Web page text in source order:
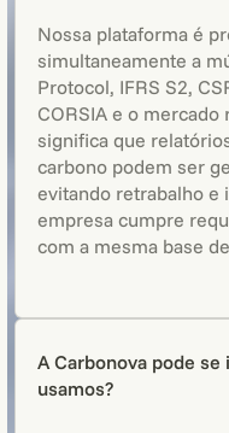
Nossa plataforma é
simultaneamente a
Protocol, IFRS S2,
CORSIA e o
significa que
carbono podem ser
evitando retrabalho e
empresa cumpre
com a mesma base
A Carbonova pode
usamos?